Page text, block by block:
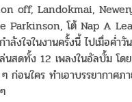
off, Landokmai,
Parkinson, โต้ Nap A
งใจในงานครั้งนี้ ไปเมื่อค่ำ
สดทั้ง 12 เพลงในอัลบั้ม โด
อนใคร ทำเอาบรรยากาศภา